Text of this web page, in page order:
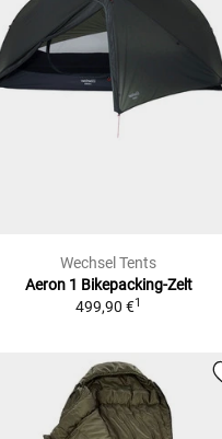
Wechsel Tents
Aeron 1 Bikepacking-Zelt
499,90 €1